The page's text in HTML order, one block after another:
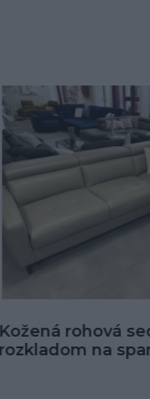
Kožená sedačka
U